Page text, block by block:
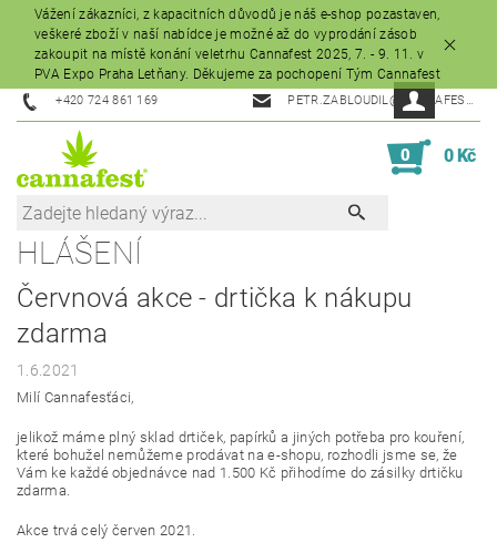
Vážení zákazníci, z kapacitních důvodů je náš e-shop pozastaven,
veškeré zboží v naší nabídce je možné až do vyprodání zásob
zakoupit na místě konání veletrhu Cannafest 2025, 7. - 9. 11. v
PVA Expo Praha Letňany. Děkujeme za pochopení Tým Cannafest
+420 724 861 169 PETR.ZABLOUDIL@CANNAFEST.CZ
0 0 Kč
HLÁŠENÍ
Červnová akce - drtička k nákupu
zdarma
1.6.2021
Milí Cannafesťáci,
jelikož máme plný sklad drtiček, papírků a jiných potřeba pro kouření,
které bohužel nemůžeme prodávat na e-shopu, rozhodli jsme se, že
Vám ke každé objednávce nad 1.500 Kč přihodíme do zásilky drtičku
zdarma.
Akce trvá celý červen 2021.